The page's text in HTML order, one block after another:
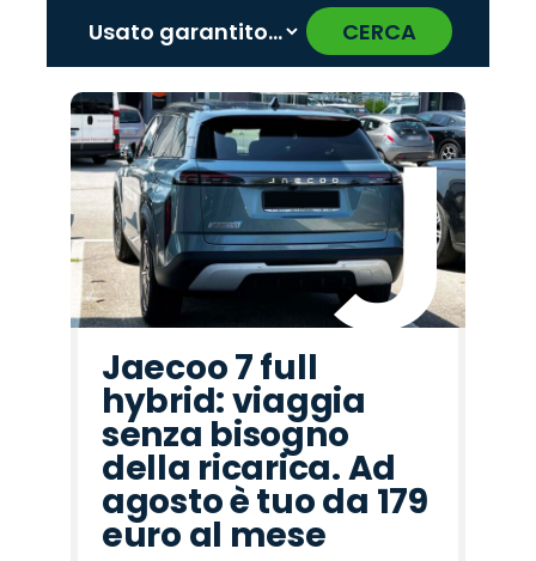
CERCA
Promo
Mazda
Promo
Omoda
Promo
Hyundai
Promo
Jaecoo
Promo
Land
Rover
Promo
Alfa
Romeo
Promo
Jeep
Promo
Cupra
Promo
Citroën
Promo
Peugeot
Promo
Lancia
Promo
Opel
Promo
Abarth
Promo
Seat
Promo
Fiat
‹ ›
Jaecoo 7 full
hybrid: viaggia
senza bisogno
della ricarica. Ad
agosto è tuo da 179
euro al mese